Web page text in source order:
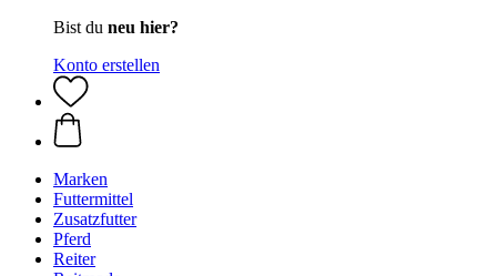
Bist du neu hier?
Konto erstellen
Marken
Futtermittel
Zusatzfutter
Pferd
Reiter